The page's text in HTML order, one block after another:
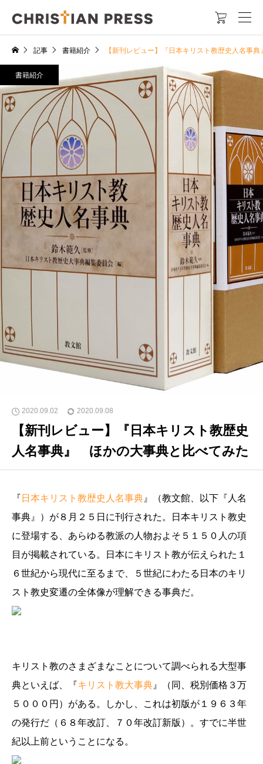

記事 書籍紹介 【新刊レビュー】『日本キリスト教歴史人名事
書籍紹介
2020.09.02 2020.09.08
【新刊レビュー】『日本キリスト教歴史
人名事典』 ほかの大事典と比べてみた
『 日本キリスト教歴史人名事典 』（教文館、以下『人名
事典』）が８月２５日に刊行された。日本キリスト教史
に登場する、あらゆる教派の人物およそ５１５０人の項
目が掲載されている。日本にキリスト教が伝えられた１
６世紀から現代に至るまで、５世紀にわたる日本のキリ
スト教史変遷の全体像が理解できる事典だ。
キリスト教のさまざまなことについて調べられる大型事
典といえば、『キリスト教大事典 』（同、税別価格３万
５０００円）がある。しかし、これは初版が１９６３年
の発行だ（６８年改訂、７０年改訂新版）。すでに半世
紀以上前ということになる。